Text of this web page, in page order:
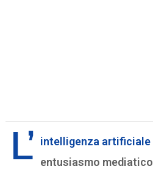
L’ intelligenza artificiale
entusiasmo mediatico